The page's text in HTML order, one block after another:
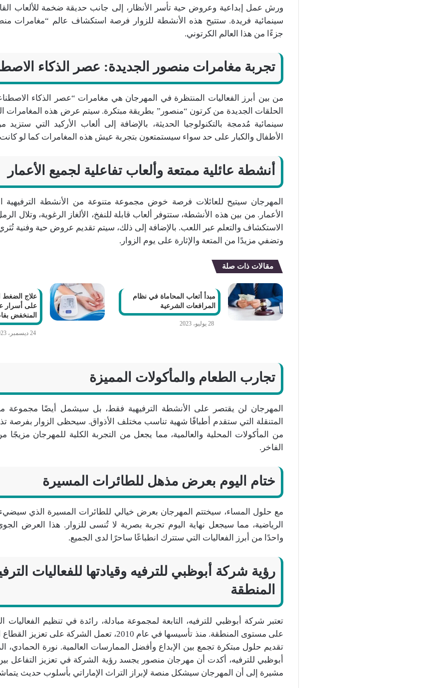
ورش عمل إبداعية وعروض حية تأسر الأنظار، إلى جانب حديقة ضخمة للألعاب
سينمائية فريدة. ستتيح هذه الأنشطة للزوار فرصة استكشاف عالم “مغامرات
جزءًا من هذا العالم الكرتوني.
تجربة مغامرات منصور الجديدة: عصر الذكاء
من بين أبرز الفعاليات المنتظرة في المهرجان هي مغامرات “عصر الذكاء
الحلقات الجديدة من كرتون “منصور” بطريقة مبتكرة. سيتم عرض هذه المغامرات
سينمائية مُدمجة بالتكنولوجيا الحديثة، بالإضافة إلى ألعاب الأركيد التي
الأطفال والكبار على حد سواء سيستمتعون بتجربة عيش هذه المغامرات كما لو
أنشطة عائلية ممتعة وألعاب تفاعلية لجميع الأعمار
المهرجان سيتيح للعائلات فرصة خوض مجموعة متنوعة من الأنشطة الترفيهية
الأعمار. من بين هذه الأنشطة، ستتوفر ألعاب قابلة للنفخ، الألغاز الرغوية، وتلال
الاستكشاف والتعلم عبر اللعب. بالإضافة إلى ذلك، سيتم تقديم عروض حية وفنية تُثري
وتضفي مزيدًا من المتعة والإثارة على يوم الزوار.
مقالات ذات صلة
مبدأ أتعاب المحاماة في نظام
المرافعات الشرعية
28 يوليو، 2023
علاج
على أسرار
المنخفض
24 ديسمبر، 2023
تجارب الطعام والمأكولات المميزة
المهرجان لن يقتصر على الأنشطة الترفيهية فقط، بل سيشمل أيضًا مجموعة
المتنقلة التي ستقدم أطباقًا شهية تناسب مختلف الأذواق. سيحظى الزوار بفرصة
من المأكولات المحلية والعالمية، مما يجعل من التجربة الكلية للمهرجان مزيجًا
الفاخر.
ختام اليوم بعرض مذهل للطائرات المسيرة
مع حلول المساء، سيختتم المهرجان بعرض خيالي للطائرات المسيرة الذي
الرياضية، مما سيجعل نهاية اليوم تجربة بصرية لا تُنسى للزوار. هذا العرض
واحدًا من أبرز الفعاليات التي ستترك انطباعًا ساحرًا لدى الجميع.
رؤية شركة أبوظبي للترفيه وقيادتها للفعاليات
المنطقة
تعتبر شركة أبوظبي للترفيه، التابعة لمجموعة مبادلة، رائدة في تنظيم الفعاليات
على مستوى المنطقة. منذ تأسيسها في عام 2010، تعمل الشركة
تقديم حلول مبتكرة تجمع بين الإبداع وأفضل الممارسات العالمية. نورة الحمادي،
أبوظبي للترفيه، أكدت أن مهرجان منصور يجسد رؤية الشركة في تعزيز التفاعل بين
مشيرة إلى أن المهرجان سيشكل منصة لإبراز التراث الإماراتي بأسلوب حديث